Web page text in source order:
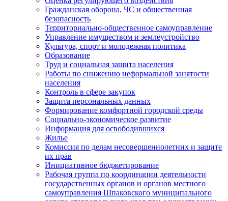
Гражданская оборона, ЧС и общественная
безопасность
Территориально-общественное самоуправление
Управление имуществом и землеустройство
Культура, спорт и молодежная политика
Образование
Труд и социальная защита населения
Работы по снижению неформальной занятости
населения
Контроль в сфере закупок
Защита персональных данных
Формирование комфортной городской среды
Социально-экономическое развитие
Информация для освободившихся
Жилье
Комиссия по делам несовершеннолетних и защите
их прав
Инициативное бюджетирование
Рабочая группа по координации деятельности
государственных органов и органов местного
самоуправления Шпаковского муниципального